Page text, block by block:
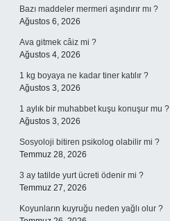
Bazı maddeler mermeri aşındırır mı ?
Ağustos 6, 2026
Ava gitmek câiz mi ?
Ağustos 4, 2026
1 kg boyaya ne kadar tiner katılır ?
Ağustos 3, 2026
1 aylık bir muhabbet kuşu konuşur mu ?
Ağustos 3, 2026
Sosyoloji bitiren psikolog olabilir mi ?
Temmuz 28, 2026
3 ay tatilde yurt ücreti ödenir mi ?
Temmuz 27, 2026
Koyunların kuyruğu neden yağlı olur ?